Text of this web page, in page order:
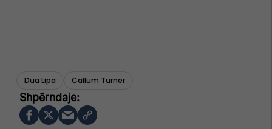
Dua Lipa Callum Turner